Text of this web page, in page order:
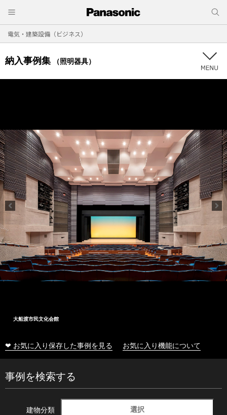
電気・建築設備（ビジネス）
納入事例集 （照明器具）
大船渡市民文化会館
❤ お気に入り保存した事例を見る お気に入り機能について
事例を検索する
建物分類 選択